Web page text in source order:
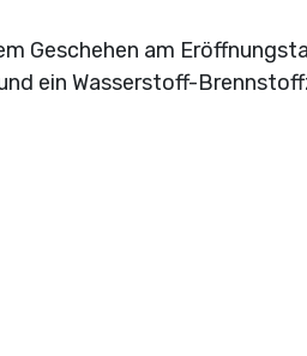
Geschehen am
ein Wasserstoff-